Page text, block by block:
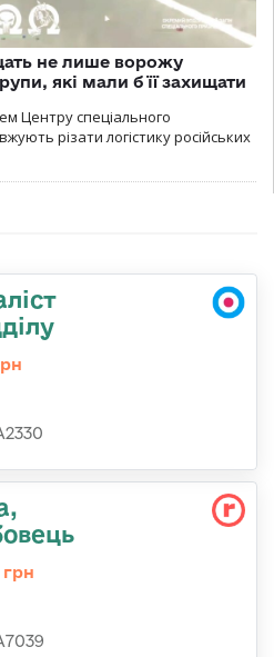
не лише ворожу
які мали б її захищати
Центру спеціального
різати логістику російських